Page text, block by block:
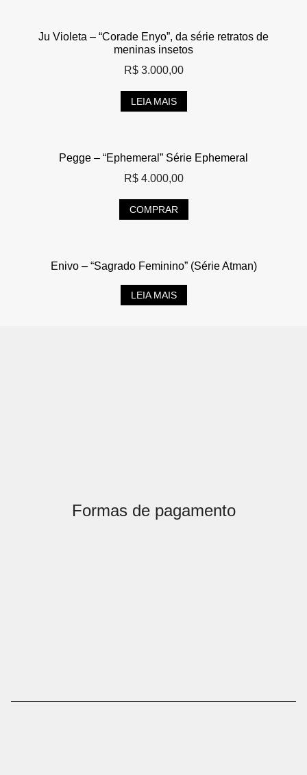
Ju Violeta – “Corade Enyo”, da série retratos de
meninas insetos
R$3.000,00
LEIA MAIS
Pegge – “Ephemeral” Série Ephemeral
R$4.000,00
COMPRAR
Enivo – “Sagrado Feminino” (Série Atman)
LEIA MAIS
Formas de pagamento